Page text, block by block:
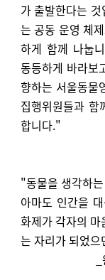
가 출발한다는
는 공동 운영 체
하게 함께 나눕
동등하게 바라보
향하는 서울동물
집행위원들과 함
합니다."
"동물을 생각하
아마도 인간을
화제가 각자의
는 자리가 되었